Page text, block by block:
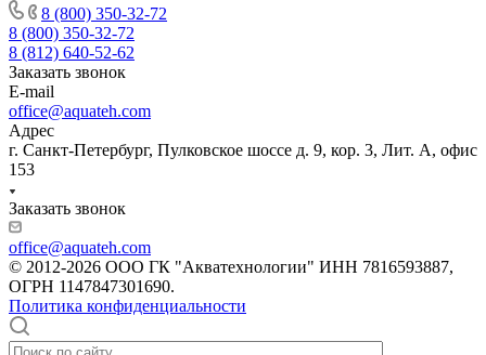
8 (800) 350-32-72
8 (800) 350-32-72
8 (812) 640-52-62
Заказать звонок
E-mail
office@aquateh.com
Адрес
г. Санкт-Петербург, Пулковское шоссе д. 9, кор. 3, Лит. А, офис
153
Заказать звонок
office@aquateh.com
© 2012-2026 ООО ГК "Акватехнологии" ИНН 7816593887,
ОГРН 1147847301690.
Политика конфиденциальности